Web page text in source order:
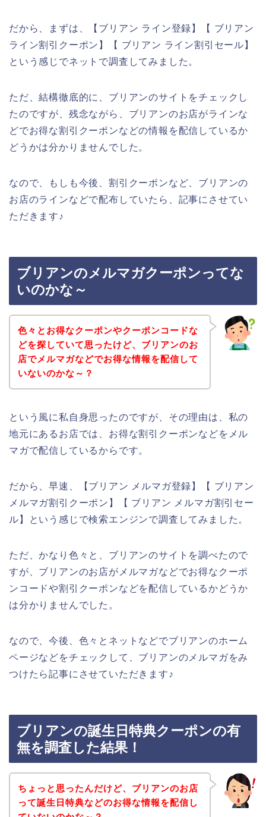
だから、まずは、【ブリアン ライン登録】【 ブリアン
ライン割引クーポン】【 ブリアン ライン割引セール】
という感じでネットで調査してみました。
ただ、結構徹底的に、ブリアンのサイトをチェックし
たのですが、残念ながら、ブリアンのお店がラインな
どでお得な割引クーポンなどの情報を配信しているか
どうかは分かりませんでした。
なので、もしも今後、割引クーポンなど、ブリアンの
お店のラインなどで配布していたら、記事にさせてい
ただきます♪
ブリアンのメルマガクーポンってな
いのかな～
色々とお得なクーポンやクーポンコードな
どを探していて思ったけど、ブリアンのお
店でメルマガなどでお得な情報を配信して
いないのかな～？
という風に私自身思ったのですが、その理由は、私の
地元にあるお店では、お得な割引クーポンなどをメル
マガで配信しているからです。
だから、早速、【ブリアン メルマガ登録】【 ブリアン
メルマガ割引クーポン】【 ブリアン メルマガ割引セー
ル】という感じで検索エンジンで調査してみました。
ただ、かなり色々と、ブリアンのサイトを調べたので
すが、ブリアンのお店がメルマガなどでお得なクーポ
ンコードや割引クーポンなどを配信しているかどうか
は分かりませんでした。
なので、今後、色々とネットなどでブリアンのホーム
ページなどをチェックして、ブリアンのメルマガをみ
つけたら記事にさせていただきます♪
ブリアンの誕生日特典クーポンの有
無を調査した結果！
ちょっと思ったんだけど、ブリアンのお店
って誕生日特典などのお得な情報を配信し